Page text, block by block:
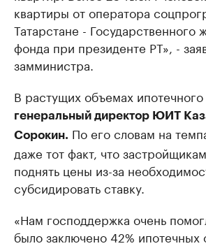
квартиры от оператора
Татарстане - Государственного
фонда при президенте РТ», -
замминистра.
В растущих объемах
генеральный директор ЮИТ
Сорокин. По его словам на
даже тот факт, что
поднять цены из-за
субсидировать ставку.
«Нам господдержка очень
было заключено 42% ипотечных